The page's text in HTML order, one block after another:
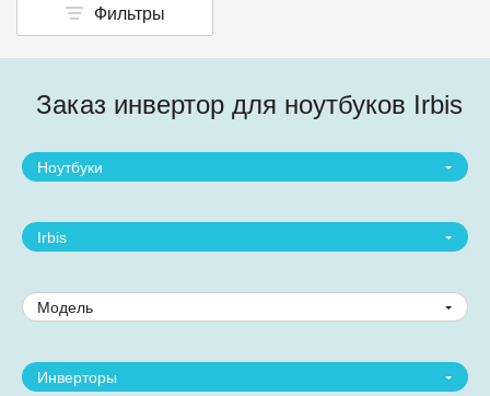
Фильтры
Заказ инвертор для ноутбуков Irbis
Ноутбуки
Irbis
Модель
Инверторы